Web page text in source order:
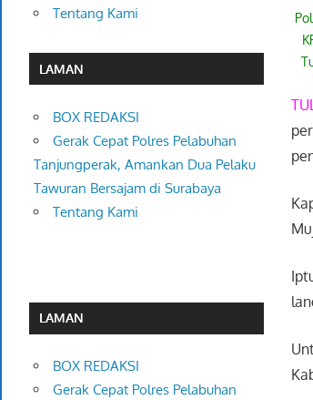
Tentang Kami
LAMAN
BOX REDAKSI
Gerak Cepat Polres Pelabuhan
Tanjungperak, Amankan Dua Pelaku
Tawuran Bersajam di Surabaya
Tentang Kami
LAMAN
BOX REDAKSI
Gerak Cepat Polres Pelabuhan